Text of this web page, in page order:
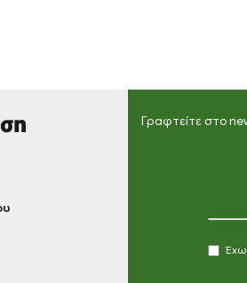
Γραφτείτε στο
Έχω